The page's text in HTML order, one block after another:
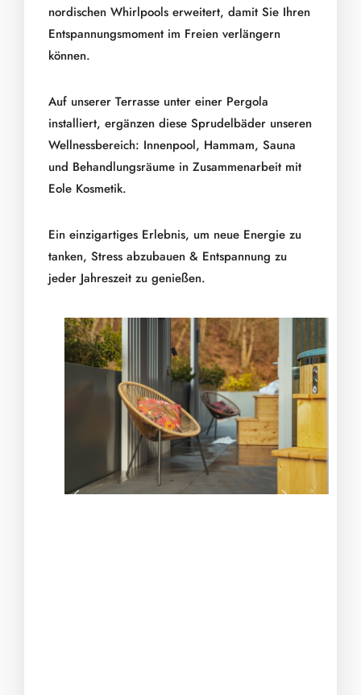
nordischen Whirlpools erweitert, damit Sie Ihren
Entspannungsmoment im Freien verlängern
können.
Auf unserer Terrasse unter einer Pergola
installiert, ergänzen diese Sprudelbäder unseren
Wellnessbereich: Innenpool, Hammam, Sauna
und Behandlungsräume in Zusammenarbeit mit
Eole Kosmetik.
Ein einzigartiges Erlebnis, um neue Energie zu
tanken, Stress abzubauen & Entspannung zu
jeder Jahreszeit zu genießen.